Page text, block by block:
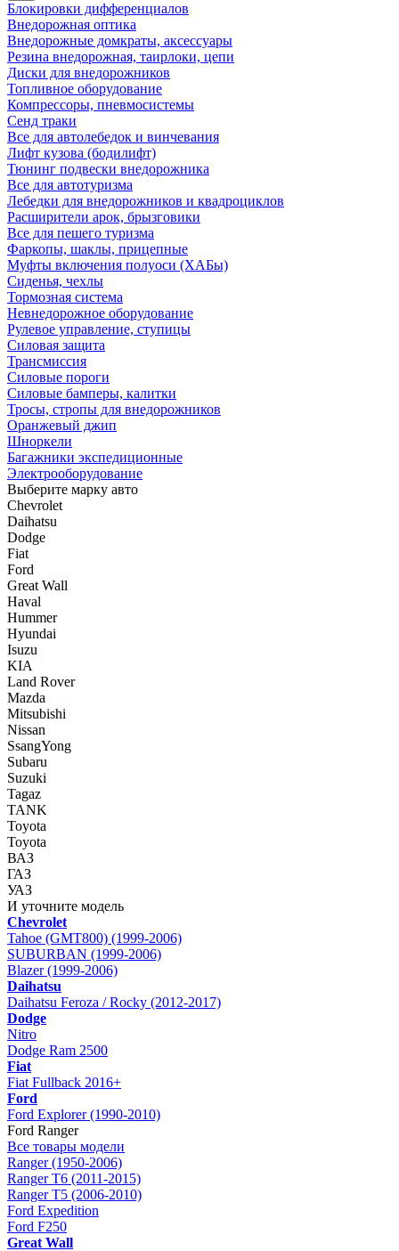
Блокировки дифференциалов
Внедорожная оптика
Внедорожные домкраты, аксессуары
Резина внедорожная, таирлоки, цепи
Диски для внедорожников
Топливное оборудование
Компрессоры, пневмосистемы
Сенд траки
Все для автолебедок и винчевания
Лифт кузова (бодилифт)
Тюнинг подвески внедорожника
Все для автотуризма
Лебедки для внедорожников и квадроциклов
Расширители арок, брызговики
Все для пешего туризма
Фаркопы, шаклы, прицепные
Муфты включения полуоси (ХАБы)
Сиденья, чехлы
Тормозная система
Невнедорожное оборудование
Рулевое управление, ступицы
Силовая защита
Трансмиссия
Силовые пороги
Силовые бамперы, калитки
Тросы, стропы для внедорожников
Оранжевый джип
Шноркели
Багажники экспедиционные
Электрооборудование
Выберите марку авто
Chevrolet
Daihatsu
Dodge
Fiat
Ford
Great Wall
Haval
Hummer
Hyundai
Isuzu
KIA
Land Rover
Mazda
Mitsubishi
Nissan
SsangYong
Subaru
Suzuki
Tagaz
TANK
Toyota
Toyota
ВАЗ
ГАЗ
УАЗ
И уточните модель
Chevrolet
Tahoe (GMT800) (1999-2006)
SUBURBAN (1999-2006)
Blazer (1999-2006)
Daihatsu
Daihatsu Feroza / Rocky (2012-2017)
Dodge
Nitro
Dodge Ram 2500
Fiat
Fiat Fullback 2016+
Ford
Ford Explorer (1990-2010)
Ford Ranger
Все товары модели
Ranger (1950-2006)
Ranger T6 (2011-2015)
Ranger T5 (2006-2010)
Ford Expedition
Ford F250
Great Wall